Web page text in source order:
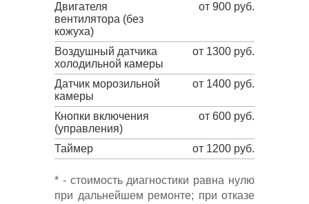
Двигателя
вентилятора (без
кожуха)
от 900 руб.
Воздушный датчика
холодильной камеры
от 1300 руб.
Датчик морозильной
камеры
от 1400 руб.
Кнопки включения
(управления)
от 600 руб.
Таймер от 1200 руб.
* - стоимость диагностики равна нулю
при дальнейшем ремонте; при отказе